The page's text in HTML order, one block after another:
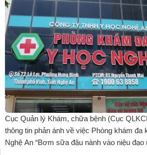
bệnh trên địa bàn tỉnh
An
Cục Quản lý Khám, chữa bệnh (Cục
thông tin phản ánh về việc Phòng khám đa
Nghệ An “Bơm sữa đậu nành vào niệu